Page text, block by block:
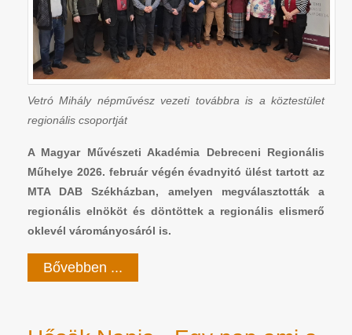
Vetró Mihály népművész vezeti továbbra is a köztestület
regionális csoportját
A Magyar Művészeti Akadémia Debreceni Regionális
Műhelye 2026. február végén évadnyitó ülést tartott az
MTA DAB Székházban, amelyen megválasztották a
regionális elnököt és döntöttek a regionális elismerő
oklevél várományosáról is.
Bővebben ...